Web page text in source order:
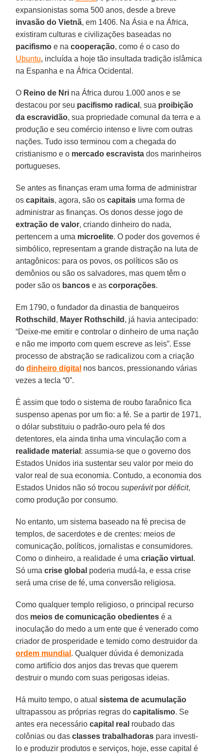
expansionistas soma 500 anos, desde a breve
invasão do Vietnã, em 1406. Na Ásia e na África,
existiram culturas e civilizações baseadas no
pacifismo e nacooperação, como é o caso do
Ubuntu, incluída a hoje tão insultada tradição islâmica
na Espanha e na África Ocidental.
O Reino de Nri na África durou 1.000 anos e se
destacou por seu pacifismo radical , sua proibição
da escravidão, sua propriedade comunal da terra e a
produção e seu comércio intenso e livre com outras
nações. Tudo isso terminou com a chegada do
cristianismo e o mercado escravista dos marinheiros
portugueses.
Se antes as finanças eram uma forma de administrar
oscapitais, agora, são oscapitais uma forma de
administrar as finanças. Os donos desse jogo de
extração de valor, criando dinheiro do nada,
pertencem a uma microelite. O poder dos governos é
simbólico, representam a grande distração na luta de
antagônicos: para os povos, os políticos são os
demônios ou são os salvadores, mas quem têm o
poder são os bancos e as corporações.
Em 1790, o fundador da dinastia de banqueiros
Rothschild , Mayer Rothschild , já havia antecipado:
“Deixe-me emitir e controlar o dinheiro de uma nação
e não me importo com quem escreve as leis”. Esse
processo de abstração se radicalizou com a criação
dodinheiro digital nos bancos, pressionando várias
vezes a tecla “0”.
É assim que todo o sistema de roubo faraônico fica
suspenso apenas por um fio: a fé. Se a partir de 1971,
o dólar substituiu o padrão-ouro pela fé dos
detentores, ela ainda tinha uma vinculação com a
realidade material : assumia-se que o governo dos
Estados Unidos iria sustentar seu valor por meio do
valor real de sua economia. Contudo, a economia dos
Estados Unidos não só trocousuperávitpordéficit,
como produção por consumo.
No entanto, um sistema baseado na fé precisa de
templos, de sacerdotes e de crentes: meios de
comunicação, políticos, jornalistas e consumidores.
Como o dinheiro, a realidade é umacriação virtual .
Só umacrise global poderia mudá-la, e essa crise
será uma crise de fé, uma conversão religiosa.
Como qualquer templo religioso, o principal recurso
dos meios de comunicação obedientes é a
inoculação do medo a um ente que é venerado como
criador de prosperidade e temido como destruidor da
ordem mundial . Qualquer dúvida é demonizada
como artifício dos anjos das trevas que querem
destruir o mundo com suas perigosas ideias.
Há muito tempo, o atualsistema de acumulação
ultrapassou as próprias regras docapitalismo. Se
antes era necessáriocapital real roubado das
colônias ou dasclasses trabalhadoras para investi-
lo e produzir produtos e serviços, hoje, esse capital é